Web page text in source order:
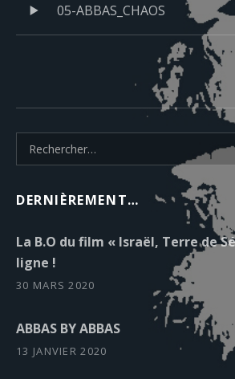
05-ABBAS_CHAOS
Rechercher :
DERNIÈREMENT…
La B.O du film « Israël, Terre de
ligne !
30 MARS 2020
ABBAS BY ABBAS
13 JANVIER 2020